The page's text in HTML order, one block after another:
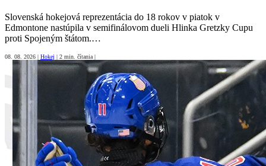
Slovenská hokejová reprezentácia do 18 rokov v piatok v
Edmontone nastúpila v semifinálovom dueli Hlinka Gretzky Cupu
proti Spojeným štátom.…
08. 08. 2026 | Hokej | 2 min. čítania |